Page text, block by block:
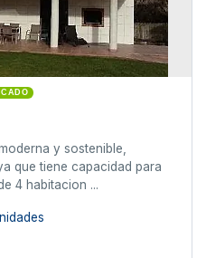
y sostenible,
que tiene capacidad para
4 habitacion ...